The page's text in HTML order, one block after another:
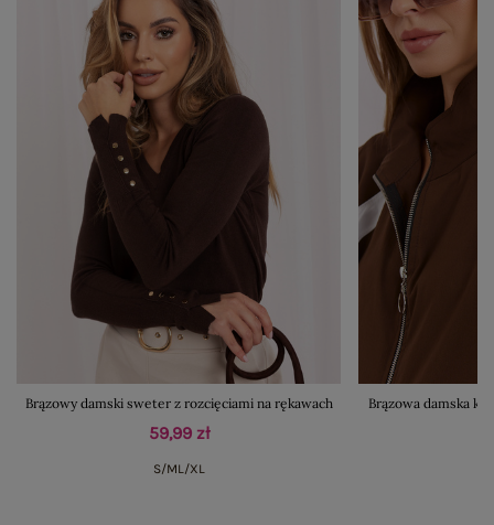
Brązowy damski sweter z rozcięciami na rękawach
59,99 zł
S/ML/XL
Brązowa damska